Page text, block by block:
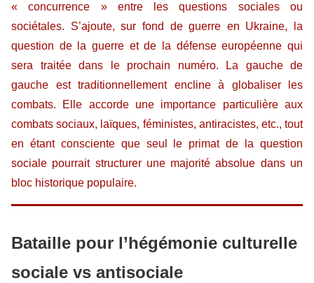
« concurrence » entre les questions sociales ou
sociétales. S’ajoute, sur fond de guerre en Ukraine, la
question de la guerre et de la défense européenne qui
sera traitée dans le prochain numéro. La gauche de
gauche est traditionnellement encline à globaliser les
combats. Elle accorde une importance particulière aux
combats sociaux, laïques, féministes, antiracistes, etc., tout
en étant consciente que seul le primat de la question
sociale pourrait structurer une majorité absolue dans un
bloc historique populaire.
Bataille pour l’hégémonie culturelle
sociale vs antisociale